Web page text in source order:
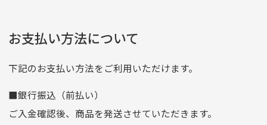
[…]
りますのでご了承くださいませ。
支店名
和歌山支店
口座種別
普通
口座番号
0255557
お支払い方法について
下記のお支払い方法をご利用いただけます。
■銀行振込（前払い）
ご入金確認後、商品を発送させていただきます。